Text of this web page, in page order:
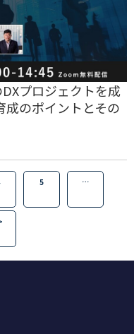
プロジェクトを成
成のポイントとその
5 …